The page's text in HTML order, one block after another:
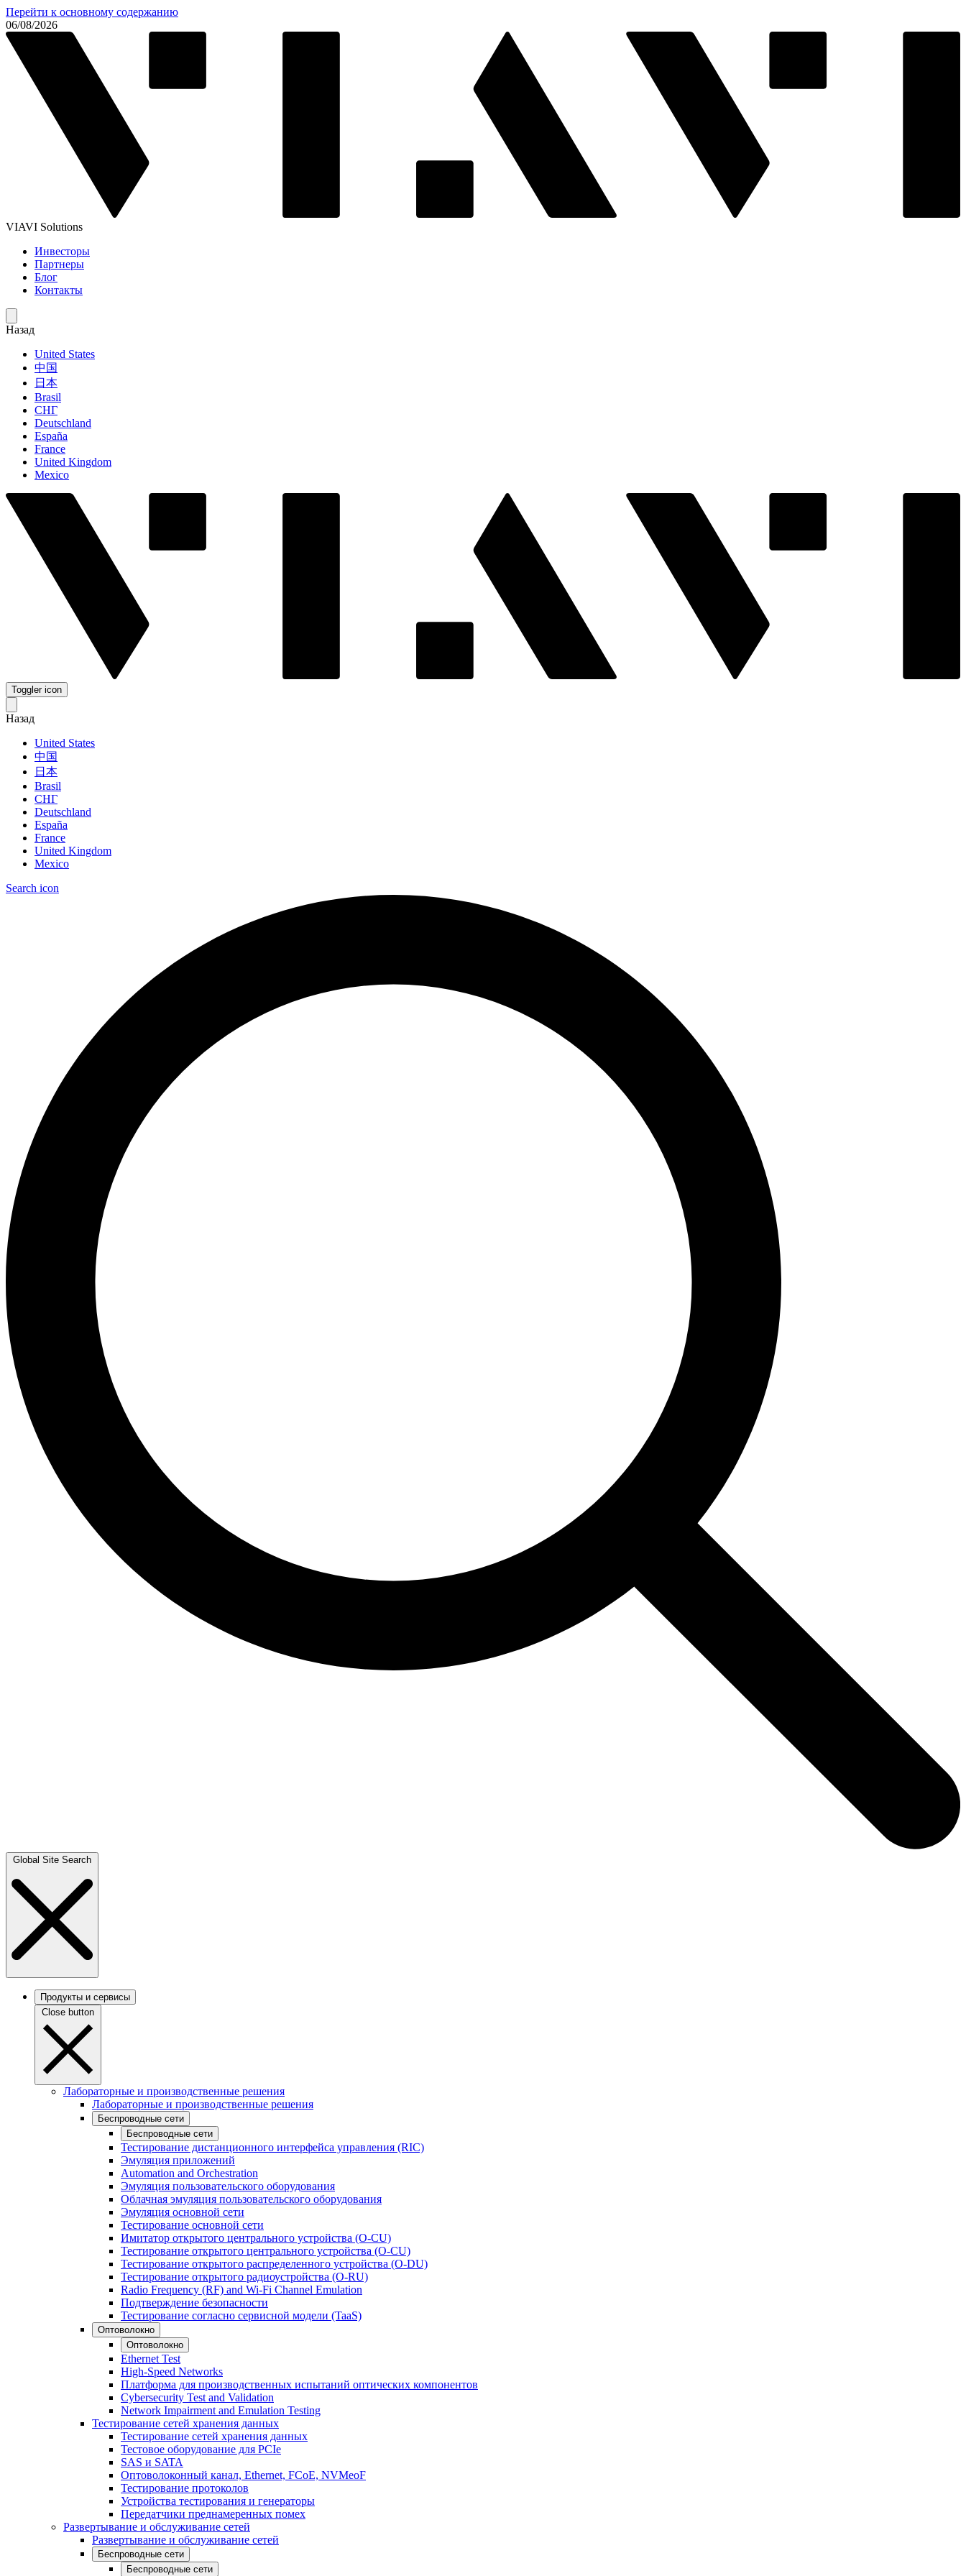
Перейти к основному содержанию
06/08/2026
VIAVI Solutions
Инвесторы
Партнеры
Блог
Контакты
Назад
United States
中国
日本
Brasil
СНГ
Deutschland
España
France
United Kingdom
Mexico
Toggler icon
Назад
United States
中国
日本
Brasil
СНГ
Deutschland
España
France
United Kingdom
Mexico
Search icon
Global Site Search
Продукты и сервисы
Close button
Лабораторные и производственные решения
Лабораторные и производственные решения
Беспроводные сети
Беспроводные сети
Тестирование дистанционного интерфейса управления (RIC)
Эмуляция приложений
Automation and Orchestration
Эмуляция пользовательского оборудования
Облачная эмуляция пользовательского оборудования
Эмуляция основной сети
Тестирование основной сети
Имитатор открытого центрального устройства (O-CU)
Тестирование открытого центрального устройства (O-CU)
Тестирование открытого распределенного устройства (O-DU)
Тестирование открытого радиоустройства (O-RU)
Radio Frequency (RF) and Wi-Fi Channel Emulation
Подтверждение безопасности
Тестирование согласно сервисной модели (TaaS)
Оптоволокно
Оптоволокно
Ethernet Test
High-Speed Networks
Платформа для производственных испытаний оптических компонентов
Cybersecurity Test and Validation
Network Impairment and Emulation Testing
Тестирование сетей хранения данных
Тестирование сетей хранения данных
Тестовое оборудование для PCIe
SAS и SATA
Оптоволоконный канал, Ethernet, FCoE, NVMeoF
Тестирование протоколов
Устройства тестирования и генераторы
Передатчики преднамеренных помех
Развертывание и обслуживание сетей
Развертывание и обслуживание сетей
Беспроводные сети
Беспроводные сети